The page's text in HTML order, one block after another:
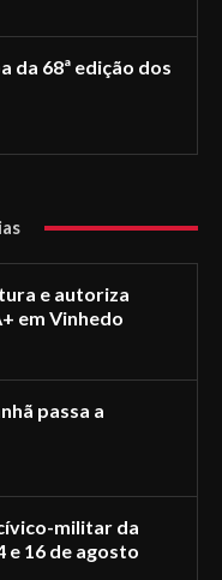
da 68ª edição dos
e autoriza
em Vinhedo
passa a
militar da
e 16 de agosto